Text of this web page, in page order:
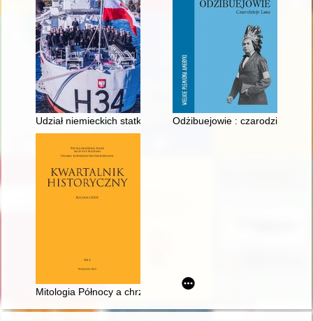
Udział niemieckich statków szpitalnych i transportowców
Odżibuejowie : czarodzieje lasu
Mitologia Północy a chrześcijaństwo - recenzja]